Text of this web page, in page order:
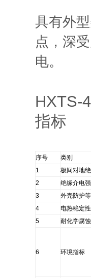
具有外
点，深
电。
HXTS-
指标
序号
类别
1
极间对地
2
绝缘介电
3
外壳防护
4
电热稳定性
5
耐化学腐
6 环境指标